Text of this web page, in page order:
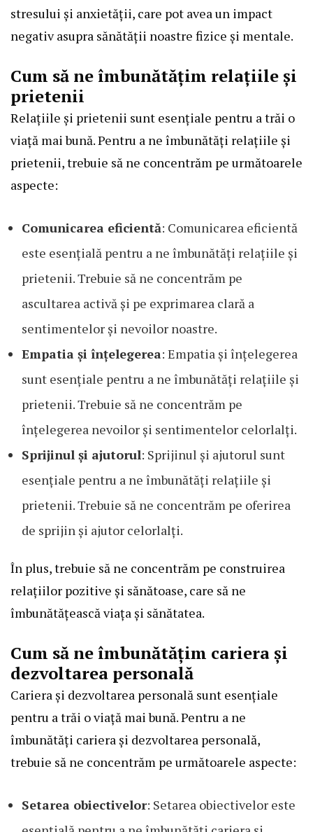
stresului și anxietății, care pot avea un impact
negativ asupra sănătății noastre fizice și mentale.
Cum să ne îmbunătățim relațiile și
prietenii
Relațiile și prietenii sunt esențiale pentru a trăi o
viață mai bună. Pentru a ne îmbunătăți relațiile și
prietenii, trebuie să ne concentrăm pe următoarele
aspecte:
Comunicarea eficientă: Comunicarea eficientă
este esențială pentru a ne îmbunătăți relațiile și
prietenii. Trebuie să ne concentrăm pe
ascultarea activă și pe exprimarea clară a
sentimentelor și nevoilor noastre.
Empatia și înțelegerea: Empatia și înțelegerea
sunt esențiale pentru a ne îmbunătăți relațiile și
prietenii. Trebuie să ne concentrăm pe
înțelegerea nevoilor și sentimentelor celorlalți.
Sprijinul și ajutorul: Sprijinul și ajutorul sunt
esențiale pentru a ne îmbunătăți relațiile și
prietenii. Trebuie să ne concentrăm pe oferirea
de sprijin și ajutor celorlalți.
În plus, trebuie să ne concentrăm pe construirea
relațiilor pozitive și sănătoase, care să ne
îmbunătățească viața și sănătatea.
Cum să ne îmbunătățim cariera și
dezvoltarea personală
Cariera și dezvoltarea personală sunt esențiale
pentru a trăi o viață mai bună. Pentru a ne
îmbunătăți cariera și dezvoltarea personală,
trebuie să ne concentrăm pe următoarele aspecte:
Setarea obiectivelor: Setarea obiectivelor este